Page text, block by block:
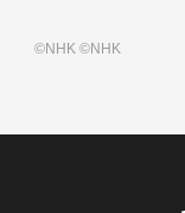
©NHK©NHK